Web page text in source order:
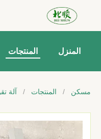
المنزل المنتجات
مسكن / المنتجات / آلة